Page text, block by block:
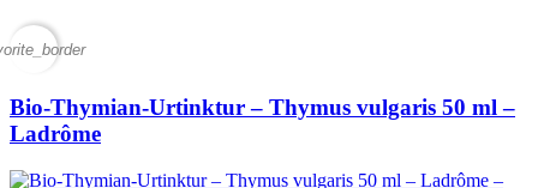
Bio-Thymian-Urtinktur – Thymus vulgaris 50 ml –
Ladrôme